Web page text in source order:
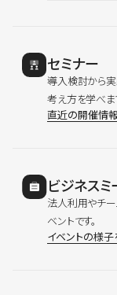
セミナー
導入検討から
考え方を学べま
直近の開催情
ビジネスミ
法人利用やチ
ベントです。
イベントの様子